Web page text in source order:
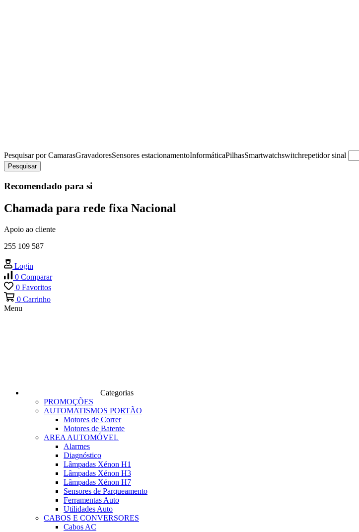
Pesquisar porCamarasGravadoresSensores estacionamentoInformáticaPilhasSmartwatchswitchrepetidor sinal
Pesquisar
Recomendado para si
Chamada para rede fixa Nacional
Apoio ao cliente
255 109 587
Login
0 Comparar
0 Favoritos
0 Carrinho
Menu
Categorias
PROMOÇÕES
AUTOMATISMOS PORTÃO
Motores de Correr
Motores de Batente
AREA AUTOMÓVEL
Alarmes
Diagnóstico
Lâmpadas Xénon H1
Lâmpadas Xénon H3
Lâmpadas Xénon H7
Sensores de Parqueamento
Ferramentas Auto
Utilidades Auto
CABOS E CONVERSORES
Cabos AC